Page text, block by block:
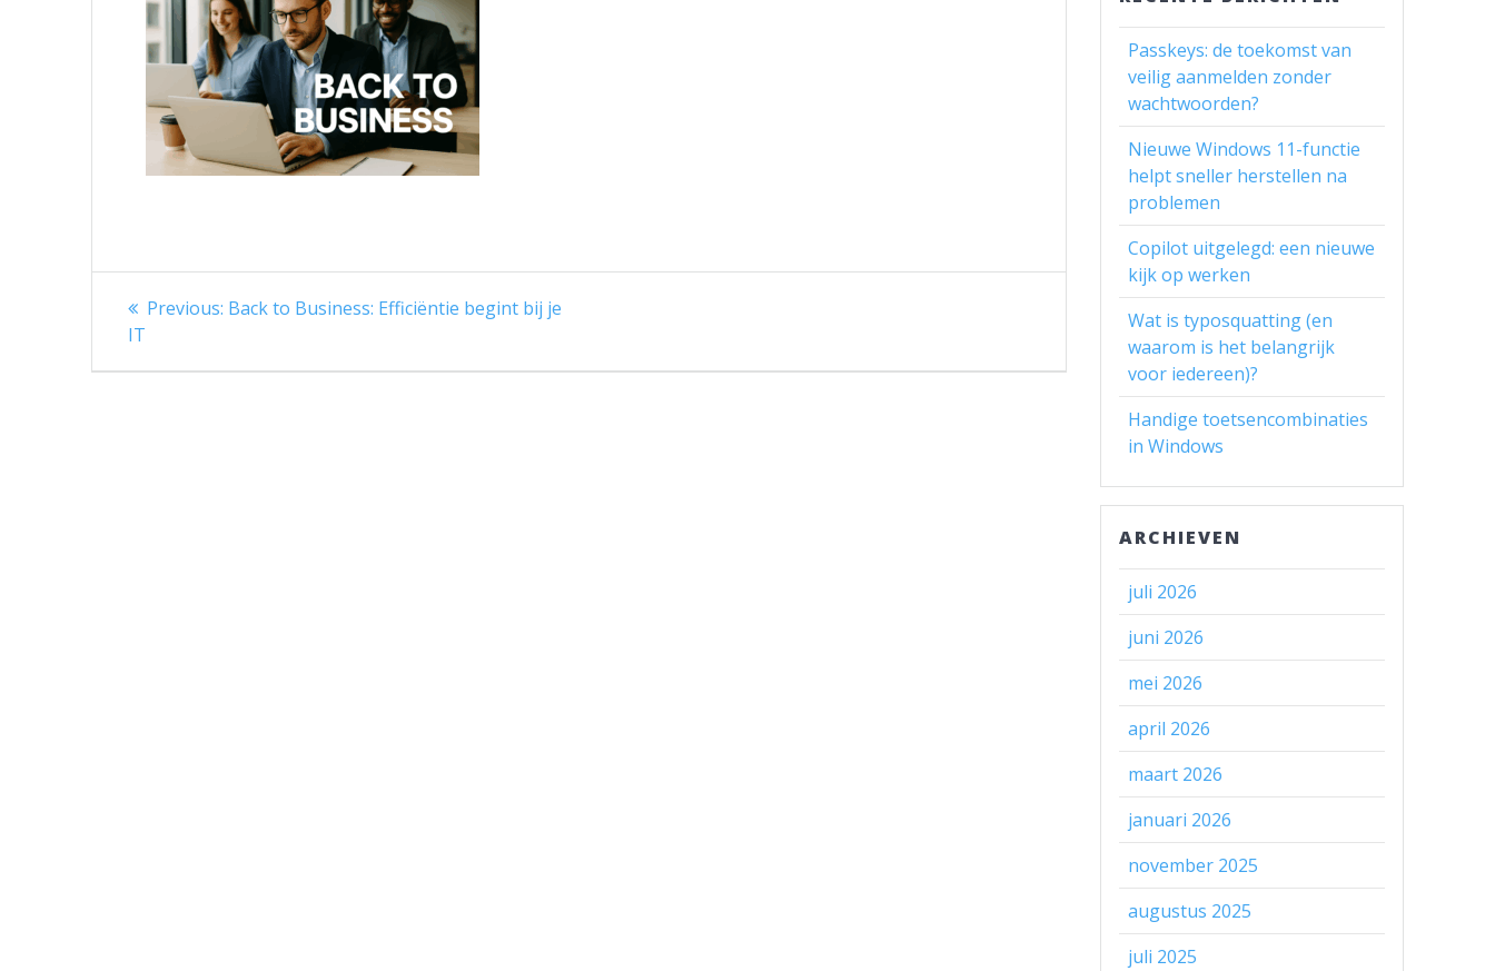
Berichtnavigatie
Previous: Previous
Back to Business: Efficiëntie begint bij je
IT
Passkeys: de toekomst van
veilig aanmelden zonder
wachtwoorden?
Nieuwe Windows 11-functie
helpt sneller herstellen na
problemen
Copilot uitgelegd: een nieuwe
kijk op werken
Wat is typosquatting (en
waarom is het belangrijk
voor iedereen)?
Handige toetsencombinaties
in Windows
ARCHIEVEN
juli 2026
juni 2026
mei 2026
april 2026
maart 2026
januari 2026
november 2025
augustus 2025
juli 2025